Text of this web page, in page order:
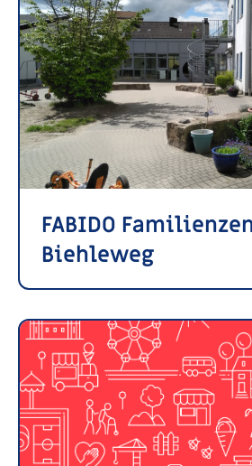
FABIDO
Biehleweg